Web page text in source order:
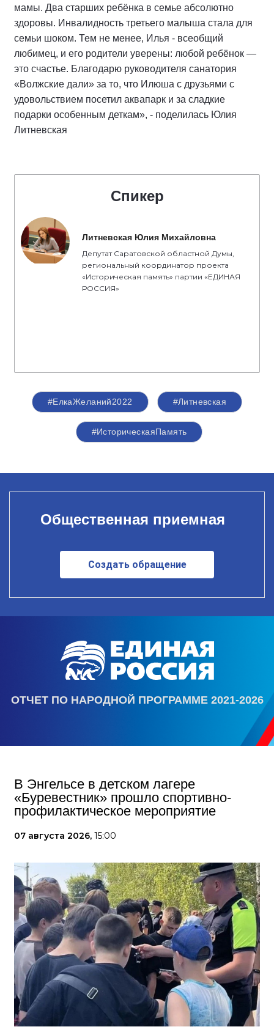
мамы. Два старших ребёнка в семье абсолютно
здоровы. Инвалидность третьего малыша стала для
семьи шоком. Тем не менее, Илья - всеобщий
любимец, и его родители уверены: любой ребёнок —
это счастье. Благодарю руководителя санатория
«Волжские дали» за то, что Илюша с друзьями с
удовольствием посетил аквапарк и за сладкие
подарки особенным деткам», - поделилась Юлия
Литневская
Спикер
Литневская Юлия Михайловна
Депутат Саратовской областной Думы,
региональный координатор проекта
«Историческая память» партии «ЕДИНАЯ
РОССИЯ»
#ЕлкаЖеланий2022 #Литневская
#ИсторическаяПамять
Общественная приемная
Создать обращение
ОТЧЕТ ПО НАРОДНОЙ ПРОГРАММЕ 2021-2026
В Энгельсе в детском лагере
«Буревестник» прошло спортивно-
профилактическое мероприятие
07 августа 2026, 15:00